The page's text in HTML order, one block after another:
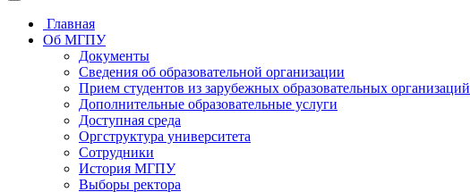
Главная
Об МГПУ
Документы
Сведения об образовательной организации
Прием студентов из зарубежных образовательных организаций
Дополнительные образовательные услуги
Доступная среда
Оргструктура университета
Сотрудники
История МГПУ
Выборы ректора